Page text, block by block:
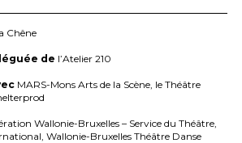
Chêne
de l’Atelier 210
MARS-Mons Arts de la Scène, le Théâtre
Wallonie-Bruxelles – Service du Théâtre,
Wallonie-Bruxelles Théâtre Danse